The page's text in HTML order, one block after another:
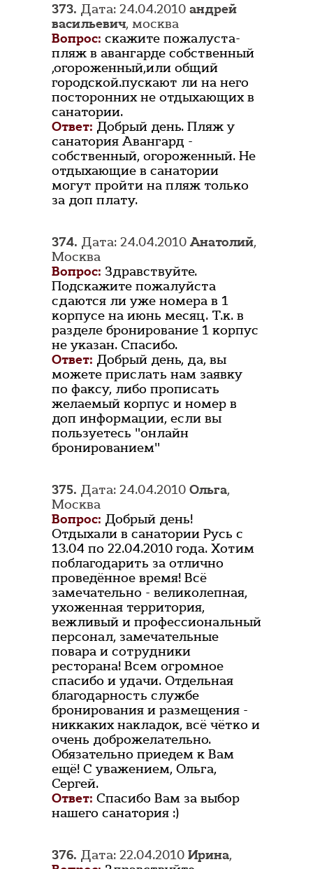
373. Дата: 24.04.2010 андрей
васильевич, москва
Вопрос: скажите пожалуста-
пляж в авангарде собственный
,огороженный,или общий
городской.пускают ли на него
посторонних не отдыхающих в
санатории.
Ответ: Добрый день. Пляж у
санатория Авангард -
собственный, огороженный. Не
отдыхающие в санатории
могут пройти на пляж только
за доп плату.
374. Дата: 24.04.2010Анатолий,
Москва
Вопрос: Здравствуйте.
Подскажите пожалуйста
сдаются ли уже номера в 1
корпусе на июнь месяц. Т.к. в
разделе бронирование 1 корпус
не указан. Спасибо.
Ответ: Добрый день, да, вы
можете прислать нам заявку
по факсу, либо прописать
желаемый корпус и номер в
доп информации, если вы
пользуетесь "онлайн
бронированием"
375. Дата: 24.04.2010 Ольга,
Москва
Вопрос: Добрый день!
Отдыхали в санатории Русь с
13.04 по 22.04.2010 года. Хотим
поблагодарить за отлично
проведённое время! Всё
замечательно - великолепная,
ухоженная территория,
вежливый и профессиональный
персонал, замечательные
повара и сотрудники
ресторана! Всем огромное
спасибо и удачи. Отдельная
благодарность службе
бронирования и размещения -
никкаких накладок, всё чётко и
очень доброжелательно.
Обязательно приедем к Вам
ещё! С уважением, Ольга,
Сергей.
Ответ: Спасибо Вам за выбор
нашего санатория :)
376. Дата: 22.04.2010 Ирина,